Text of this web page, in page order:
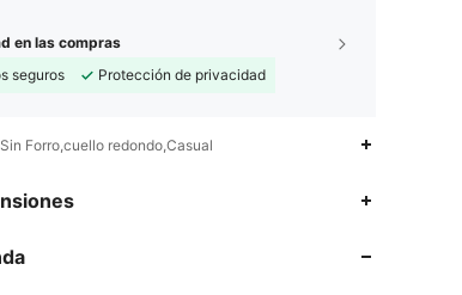
en las compras
seguros
Protección de privacidad
Sin Forro,cuello redondo,Casual